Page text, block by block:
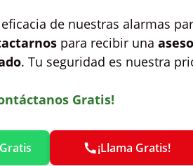
de nuestras alarmas
para recibir una
. Tu seguridad es nuestra
Gratis!
¡Llama Gratis!